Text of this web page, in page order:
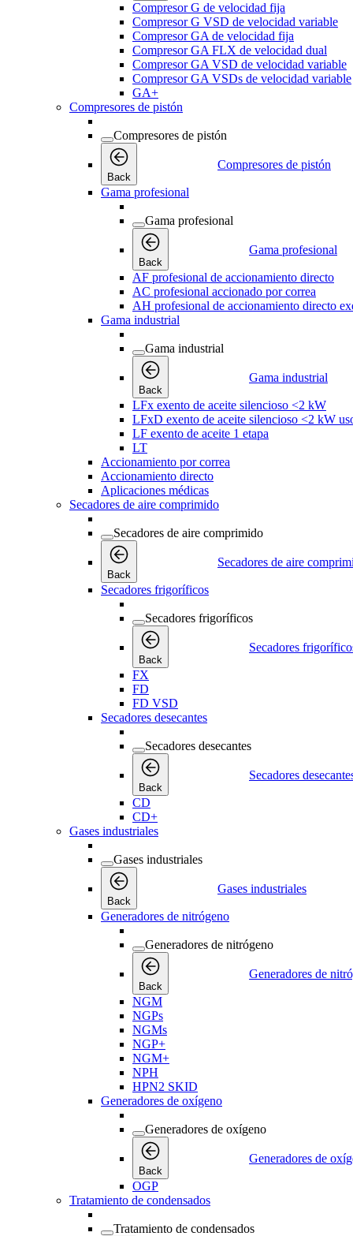
Compresor G de velocidad fija
Compresor G VSD de velocidad variable
Compresor GA de velocidad fija
Compresor GA FLX de velocidad dual
Compresor GA VSD de velocidad variable
Compresor GA VSDs de velocidad variable
GA+
Compresores de pistón
Compresores de pistón
Back
Compresores de pistón
Gama profesional
Gama profesional
Back
Gama profesional
AF profesional de accionamiento directo
AC profesional accionado por correa
AH profesional de accionamiento directo
Gama industrial
Gama industrial
Back
Gama industrial
LFx exento de aceite silencioso <2 kW
LFxD exento de aceite silencioso <2 kW
LF exento de aceite 1 etapa
LT
Accionamiento por correa
Accionamiento directo
Aplicaciones médicas
Secadores de aire comprimido
Secadores de aire comprimido
Back
Secadores de aire
Secadores frigoríficos
Secadores frigoríficos
Back
Secadores
FX
FD
FD VSD
Secadores desecantes
Secadores desecantes
Back
Secadores
CD
CD+
Gases industriales
Gases industriales
Back
Gases industriales
Generadores de nitrógeno
Generadores de nitrógeno
Back
Generadores de
NGM
NGPs
NGMs
NGP+
NGM+
NPH
HPN2 SKID
Generadores de oxígeno
Generadores de oxígeno
Back
Generadores de
OGP
Tratamiento de condensados
Tratamiento de condensados